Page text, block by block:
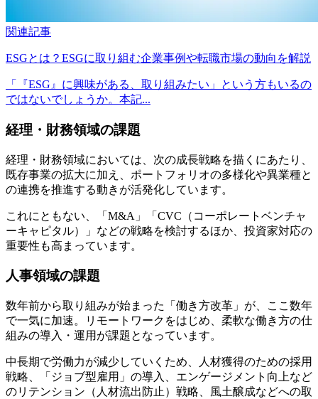
関連記事
ESGとは？ESGに取り組む企業事例や転職市場の動向を解説
「『ESG』に興味がある、取り組みたい」という方もいるの
ではないでしょうか。本記...
経理・財務領域の課題
経理・財務領域においては、次の成長戦略を描くにあたり、
既存事業の拡大に加え、ポートフォリオの多様化や異業種と
の連携を推進する動きが活発化しています。
これにともない、「M&A」「CVC（コーポレートベンチャ
ーキャピタル）」などの戦略を検討するほか、投資家対応の
重要性も高まっています。
人事領域の課題
数年前から取り組みが始まった「働き方改革」が、ここ数年
で一気に加速。リモートワークをはじめ、柔軟な働き方の仕
組みの導入・運用が課題となっています。
中長期で労働力が減少していくため、人材獲得のための採用
戦略、「ジョブ型雇用」の導入、エンゲージメント向上など
のリテンション（人材流出防止）戦略、風土醸成などへの取